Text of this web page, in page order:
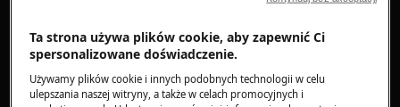
Rozwiązanie:
1. Upewnić się, czy powierzchnia płyty
Ta strona używa plików cookie, aby zapewnić Ci
spersonalizowane doświadczenie.
Używamy plików cookie i innych podobnych technologii w celu
ulepszania naszej witryny, a także w celach promocyjnych i